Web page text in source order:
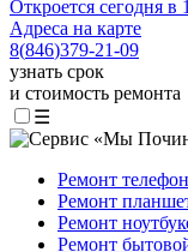
Откроется сегодня в
Адреса на карте
8(846)379-21-09
узнать срок
и стоимость ремонта
☰
Ремонт
Ремонт
Ремонт
Ремонт